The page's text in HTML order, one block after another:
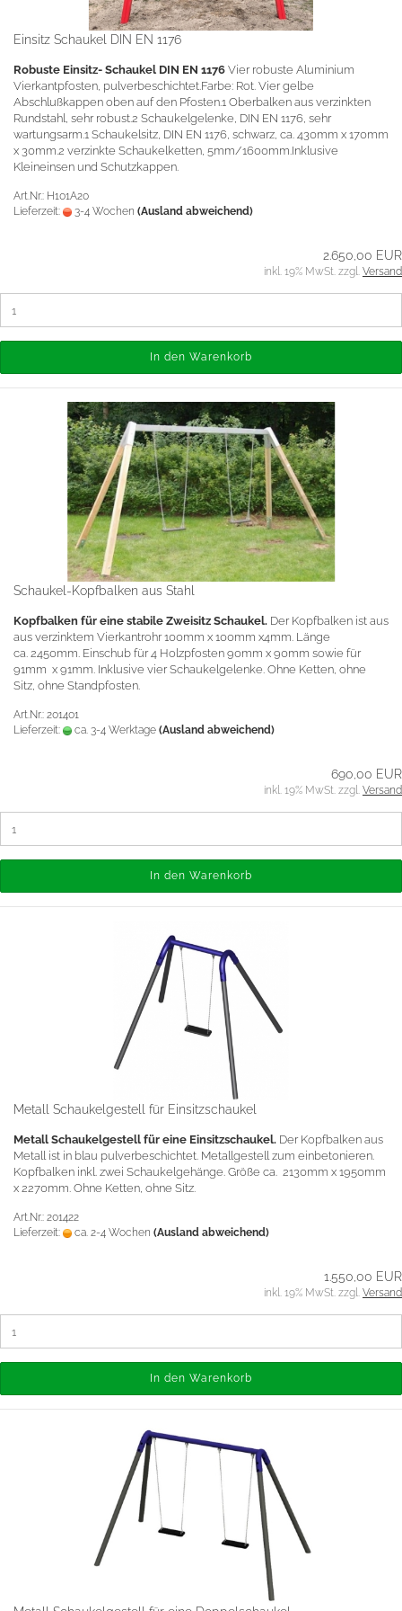
Einsitz Schaukel DIN EN 1176
Robuste Einsitz- Schaukel DIN EN 1176 Vier robuste Aluminium
Vierkantpfosten, pulverbeschichtet.Farbe: Rot. Vier gelbe
Abschlußkappen oben auf den Pfosten.1 Oberbalken aus verzinkten
Rundstahl, sehr robust.2 Schaukelgelenke, DIN EN 1176, sehr
wartungsarm.1 Schaukelsitz, DIN EN 1176, schwarz, ca. 430mm x 170mm
x 30mm.2 verzinkte Schaukelketten, 5mm/1600mm.Inklusive
Kleineinsen und Schutzkappen.
Art.Nr.: H101A20
Lieferzeit:
3-4 Wochen (Ausland abweichend)
2.650,00 EUR
inkl. 19% MwSt. zzgl. Versand
In den Warenkorb
Schaukel-Kopfbalken aus Stahl
Kopfbalken für eine stabile Zweisitz Schaukel. Der Kopfbalken ist aus
aus verzinktem Vierkantrohr 100mm x 100mm x4mm. Länge
ca. 2450mm. Einschub für 4 Holzpfosten 90mm x 90mm sowie für
91mm x 91mm. Inklusive vier Schaukelgelenke. Ohne Ketten, ohne
Sitz, ohne Standpfosten.
Art.Nr.: 201401
Lieferzeit:
ca. 3-4 Werktage (Ausland abweichend)
690,00 EUR
inkl. 19% MwSt. zzgl. Versand
In den Warenkorb
Metall Schaukelgestell für Einsitzschaukel
Metall Schaukelgestell für eine Einsitzschaukel. Der Kopfbalken aus
Metall ist in blau pulverbeschichtet. Metallgestell zum einbetonieren.
Kopfbalken inkl. zwei Schaukelgehänge. Größe ca. 2130mm x 1950mm
x 2270mm. Ohne Ketten, ohne Sitz.
Art.Nr.: 201422
Lieferzeit:
ca. 2-4 Wochen (Ausland abweichend)
1.550,00 EUR
inkl. 19% MwSt. zzgl. Versand
In den Warenkorb